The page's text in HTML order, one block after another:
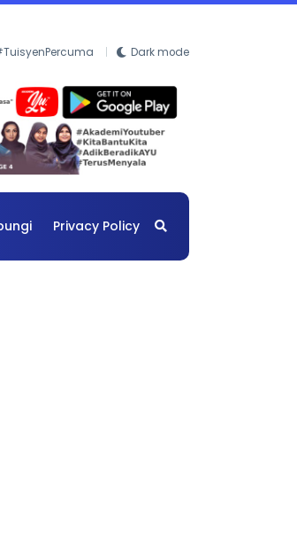
Dark mode
Privacy Policy